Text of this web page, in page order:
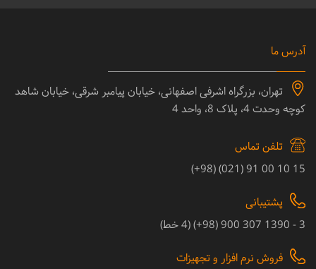
آدرس ما
تهران، بزرگراه اشرفی اصفهانی، خیابان پیامبر شرقی، خیابان شاهد
کوچه وحدت 4، پلاک 8، واحد 4
تلفن تماس
15 10 00 91 (021) (98+)
پشتیبانی
3 - 1390 307 900 (98+) (4 خط)
فروش نرم افزار و تجهیزات